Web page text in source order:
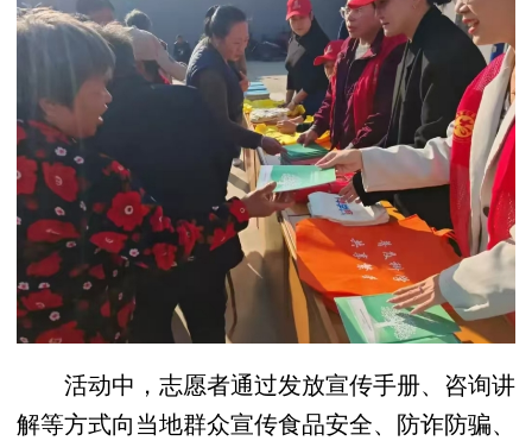
活动中，志愿者通过发放宣传手册、咨询讲
解等方式向当地群众宣传食品安全、防诈防骗、